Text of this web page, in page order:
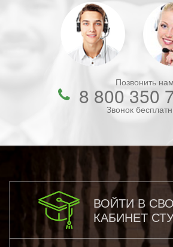
Позвонить нам
8 800 350
Звонок
ВОЙТИ В
КАБИНЕТ